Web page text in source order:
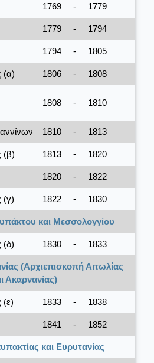
1769 - 1779
1779 - 1794
1794 - 1805
(α) 1806 - 1808
1808 - 1810
1810 - 1813
(β) 1813 - 1820
1820 - 1822
(γ) 1822 - 1830
και Μεσσολογγίου
(δ) 1830 - 1833
(Αρχιεπισκοπή Αιτωλίας
Ακαρνανίας)
(ε) 1833 - 1838
1841 - 1852
και Ευρυτανίας